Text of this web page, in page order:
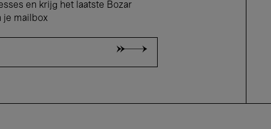
en krijg het laatste Bozar
je mailbox